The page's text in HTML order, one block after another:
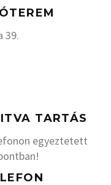
39.
TARTÁS
egyeztetett